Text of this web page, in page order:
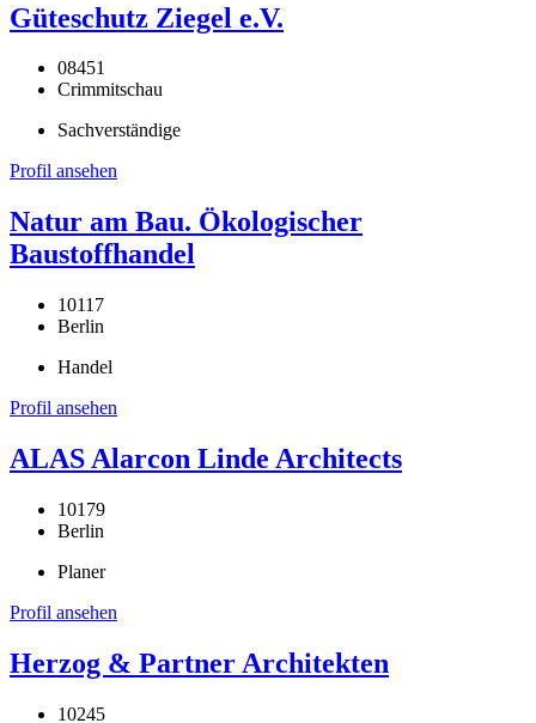
Güteschutz Ziegel e.V.
08451
Crimmitschau
Sachverständige
Profil ansehen
Natur am Bau. Ökologischer
Baustoffhandel
10117
Berlin
Handel
Profil ansehen
ALAS Alarcon Linde Architects
10179
Berlin
Planer
Profil ansehen
Herzog & Partner Architekten
10245